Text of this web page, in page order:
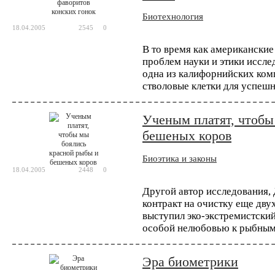
18.04.2005 2545 0
Биотехнология
В то время как
проблем науки и этики
одна из калифорнийских
стволовые клетки для
18.04.2005 2448 0
Ученым платят,
бешеных коров
Биоэтика и законы
Другой автор
контракт на очистку еще
выступил эко-
особой нелюбовью к
Эра биометрики